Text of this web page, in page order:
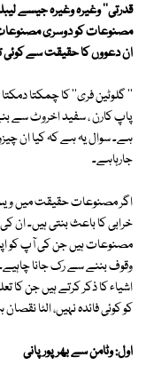
قدرتی'' وغیرہ وغیرہ جیسے
مصنوعات کو دوسری مصنوعات
ان دعووں کا حقیقت سے کوئی
'' گلوٹین فری'' کا چمکتا
پاپ کارن ، سفید اخروٹ سے
ہے۔ سوال یہ ہے کہ کیا ان
جارہاہے۔
اگر مصنوعات حقیقت میں
خرابی کا باعث بنتی ہیں۔ ان
مصنوعات ہیں جن کی آپ کو
وقوف بننے سے رک جانا
اشیاء کا ذکر کرتے ہیں جن
کو کوئی فائدہ نہیں، الٹا
اول: وٹامن سے بھرپور پانی